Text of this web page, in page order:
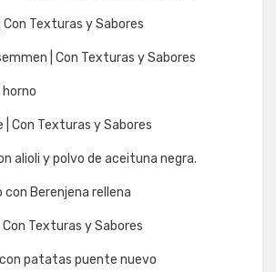
Con Texturas y Sabores
| Con Texturas y Sabores
| Con Texturas y Sabores
alioli y polvo de aceituna negra.
Berenjena rellena
Texturas y Sabores
patatas puente nuevo